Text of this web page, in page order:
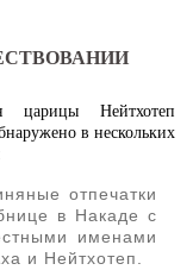
царицы Нейтхотеп
в нескольких
отпечатки
в Накаде с
именами
и Нейтхотеп.